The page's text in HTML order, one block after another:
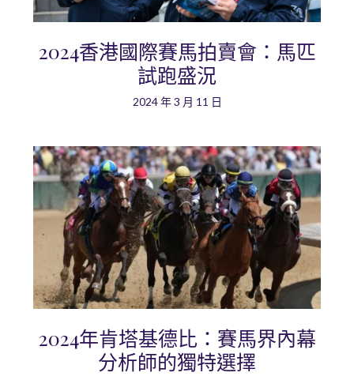
2024香港國際賽馬拍賣會：馬匹
試跑盛況
2024 年 3 月 11 日
2024年肯塔基德比：賽馬界內幕
分析師的獨特選擇